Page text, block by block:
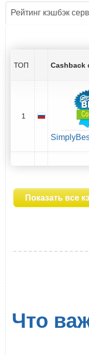
Рейтинг кэшбэк
ТОП Cashback
1
Показать все
Что